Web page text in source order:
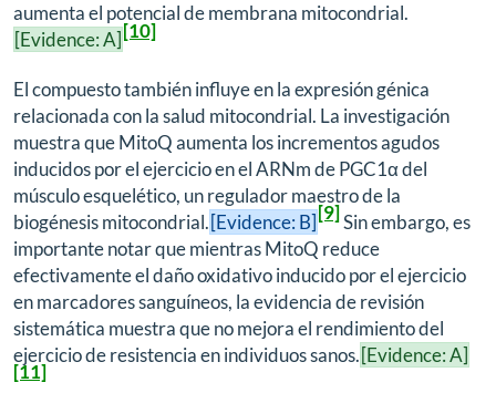
aumenta el potencial de membrana mitocondrial.
[Evidence: A][10]
El compuesto también influye en la expresión génica
relacionada con la salud mitocondrial. La investigación
muestra que MitoQ aumenta los incrementos agudos
inducidos por el ejercicio en el ARNm de PGC1α del
músculo esquelético, un regulador maestro de la
biogénesis mitocondrial.[Evidence: B][9]Sin embargo, es
importante notar que mientras MitoQ reduce
efectivamente el daño oxidativo inducido por el ejercicio
en marcadores sanguíneos, la evidencia de revisión
sistemática muestra que no mejora el rendimiento del
ejercicio de resistencia en individuos sanos.[Evidence: A]
[11]